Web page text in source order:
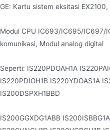
GE: Kartu sistem eksitasi
Modul CPU IC693/IC695/
komunikasi, Modul analog digital
Seperti: IS220PDOAH1A
IS220PDIOH1B IS220YDOAS1A
IS200DSPXH1BBD
IS200GGXDG1ABB